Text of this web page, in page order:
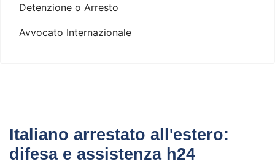
Detenzione o Arresto
Avvocato Internazionale
Italiano arrestato all'estero:
difesa e assistenza h24